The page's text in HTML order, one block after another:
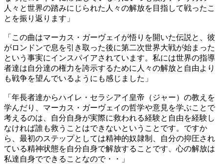
人々と世界の踏みにじられた人々の解放を目指して戦ったこ
とを振り返ります」
「この曲はマーカス・ガーヴェイが悟りを開いた伝説と、彼
がロンドンで息を引き取った後に第二次世界大戦が始まった
という事実にインスパイアされています。私には世界の指導
者達は自分達の権力を誇示するために人々の解放と自由より
も戦争を望んでいるようにも感じました」
「年長者達からハイレ・セラシアイ皇帝（ジャー）の教えを
学んだり、マーカス・ガーヴェイの哲学や意見を学ぶことで
考えるのは、自分自身が実際に救われる経験と自由を経験し
なければ誰も救うことはできないということです。ですか
ら、最初のステップとしては精神的奴隷制、自分の抑圧され
ている精神状態を自分自身で解放することです、心の解放は
私達自身でできることなので・・」